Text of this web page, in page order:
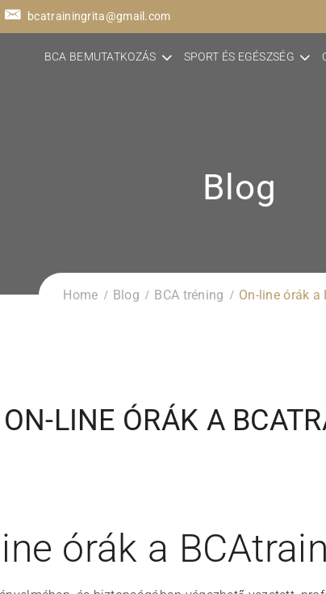
bcatrainingrita@gmail.com
BCA BEMUTATKOZÁS SPORT ÉS EGÉSZSÉG
Blog
Home Blog BCA tréning On-line órák a
ON-LINE ÓRÁK A
órák a